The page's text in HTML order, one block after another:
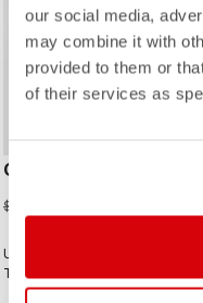
our social media,
may combine it with
provided to them or
of their services as
GAVIA LITE JACKET
$659.00
Une veste imperméable GORE-
TEX® incroyablement légère
rouler toute la journée sous la